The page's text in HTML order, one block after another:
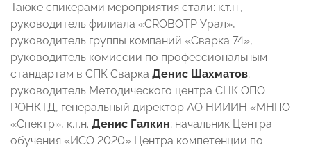
Также спикерами мероприятия стали: к.т.н.,
руководитель филиала «CROBOTP Урал»,
руководитель группы компаний «Сварка 74»,
руководитель комиссии по профессиональным
стандартам в СПК Сварка Денис Шахматов;
руководитель Методического центра СНК ОПО
РОНКТД, генеральный директор АО НИИИН «МНПО
«Спектр», к.т.н. Денис Галкин; начальник Центра
обучения «ИСО 2020» Центра компетенции по